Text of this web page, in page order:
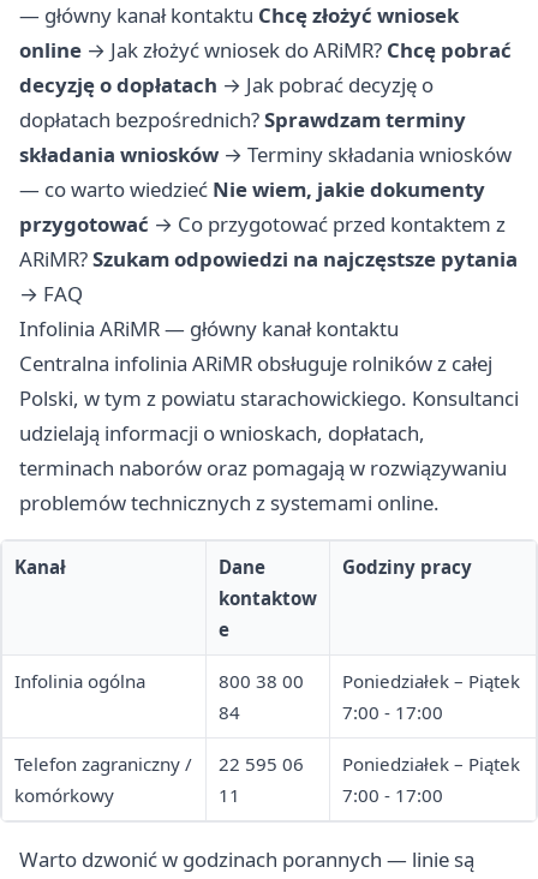
— główny kanał kontaktu Chcę złożyć wniosek
online → Jak złożyć wniosek do ARiMR? Chcę pobrać
decyzję o dopłatach → Jak pobrać decyzję o
dopłatach bezpośrednich?Sprawdzam terminy
składania wniosków → Terminy składania wniosków
— co warto wiedzieć Nie wiem, jakie dokumenty
przygotować → Co przygotować przed kontaktem z
ARiMR?Szukam odpowiedzi na najczęstsze pytania
→ FAQ
Infolinia ARiMR — główny kanał kontaktu
Centralna infolinia ARiMR obsługuje rolników z całej
Polski, w tym z powiatu starachowickiego. Konsultanci
udzielają informacji o wnioskach, dopłatach,
terminach naborów oraz pomagają w rozwiązywaniu
problemów technicznych z systemami online.
Kanał
Dane
kontaktow
e
Godziny pracy
Infolinia ogólna
800 38 00
84
Poniedziałek – Piątek
7:00 - 17:00
Telefon zagraniczny /
komórkowy
22 595 06
11
Poniedziałek – Piątek
7:00 - 17:00
Warto dzwonić w godzinach porannych — linie są